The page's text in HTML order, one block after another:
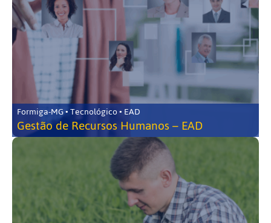
Formiga-MG • Tecnológico • EAD
Gestão de Recursos Humanos – EAD